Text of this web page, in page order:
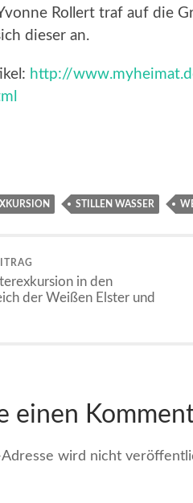
Rollert traf auf die
dieser an.
http://
STILLEN WASSER
in den
der Weißen Elster und
einen
wird nicht